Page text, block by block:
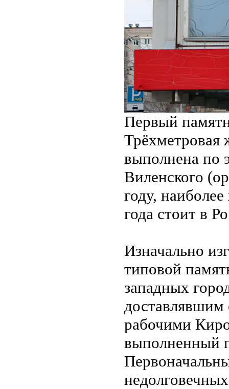
Первый
Трёхметровая
выполнена по
Виленского
году,
года стоит в
Изначально
типовой
западных
доставлявшим
рабочими
выполненный